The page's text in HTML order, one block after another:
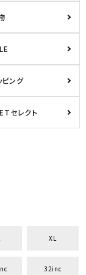
ピング
セレクト
XL
32inc